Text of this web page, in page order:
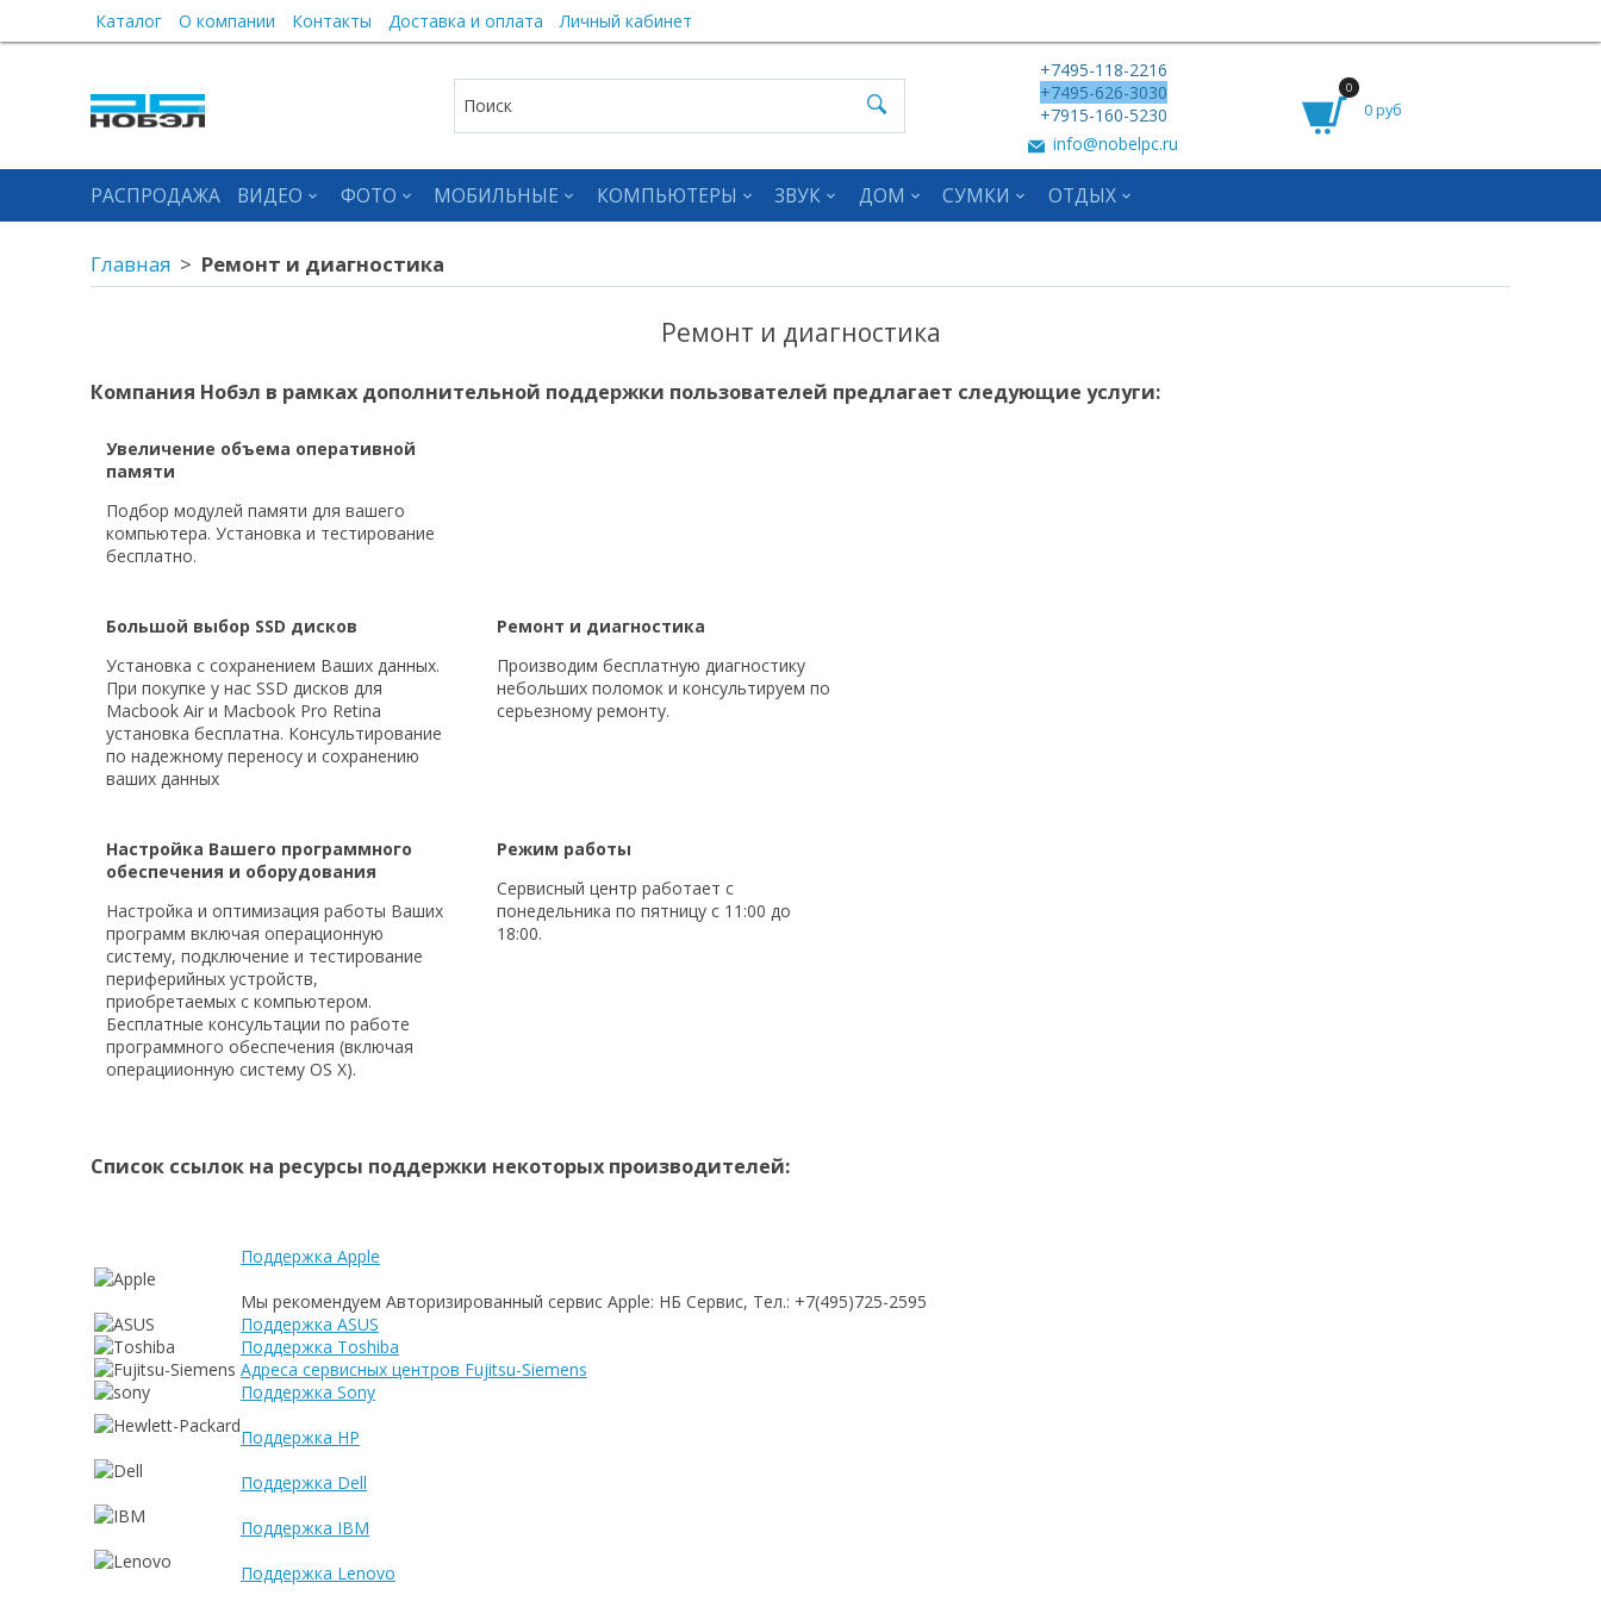
Каталог О компании Контакты Доставка и оплата Личный кабинет
+7495-118-2216
+7495-626-3030
+7915-160-5230
info@nobelpc.ru
0
0 руб
РАСПРОДАЖА ВИДЕО ФОТО МОБИЛЬНЫЕ КОМПЬЮТЕРЫ ЗВУК ДОМ СУМКИ ОТДЫХ
Главная Ремонт и диагностика
Ремонт и диагностика
Компания Нобэл в рамках дополнительной поддержки пользователей предлагает следующие услуги:
Увеличение объема оперативной
памяти
Подбор модулей памяти для вашего
компьютера. Установка и тестирование
бесплатно.
Большой выбор SSD дисков
Установка с сохранением Ваших данных.
При покупке у нас SSD дисков для
Macbook Air и Macbook Pro Retina
установка бесплатна. Консультирование
по надежному переносу и сохранению
ваших данных
Ремонт и диагностика
Производим бесплатную диагностику
небольших поломок и консультируем по
серьезному ремонту.
Настройка Вашего программного
обеспечения и оборудования
Настройка и оптимизация работы Ваших
программ включая операционную
систему, подключение и тестирование
периферийных устройств,
приобретаемых с компьютером.
Бесплатные консультации по работе
программного обеспечения (включая
операциионную систему OS X).
Режим работы
Сервисный центр работает с
понедельника по пятницу с 11:00 до
18:00.
Список ссылок на ресурсы поддержки некоторых производителей:
Поддержка Apple
Мы рекомендуем Авторизированный сервис Apple: НБ Сервис, Тел.: +7(495)725-2595
Поддержка ASUS
Поддержка Toshiba
Адреса сервисных центров Fujitsu-Siemens
Поддержка Sony
Поддержка HP
Поддержка Dell
Поддержка IBM
Поддержка Lenovo